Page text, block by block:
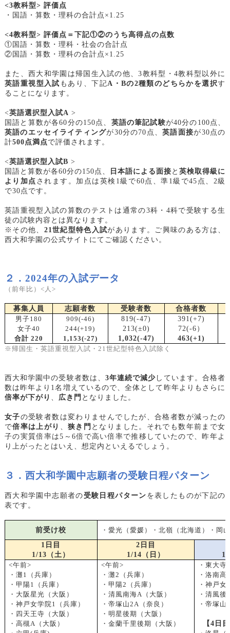
<3教科型> 評価点
・国語・算数・理科の合計点×1.25
<4教科型> 評価点＝下記①②のうち高得点の点数
①国語・算数・理科・社会の合計点
②国語・算数・理科の合計点×1.25
また、西大和学園は帰国生入試の他、3教科型・4教科型以外に
英語重視型入試 もあり、下記A・Bの2種類のどちらかを選択す
ることになります。
<英語選択型入試A >
国語と算数が各60分の150点、 英語の筆記試験が40分の100点、
英語のエッセイライティングが30分の70点、英語面接が30点の
計500点満点で評価されます。
<英語選択型入試B >
国語と算数が各60分の150点、
日本語による面接 と英検取得級に
より加点 されます。加点は英検1級で60点、準1級で45点、2級
で30点です。
英語重視型入試の算数のテストは通常の3科・4科で受験する生
徒の試験内容とは異なります。
※その他、 21世紀型特色入試があります。ご興味のある方は、
西大和学園の公式サイトにてご確認ください。
２．2024年の入試データ
（前年比）<人>
募集人員 志願者数 受験者数
合格者数
男子180
女子40
合計 220
909(-46)
244(+19)
1,153(-27)
819(-47)
213(±0)
1,032(-47)
391(+7)
72(-6 ）
463(+1)
※帰国生・英語重視型入試・21世紀型特色入試除く
西大和学園中の受験者数は、 3年連続で減少 しています。合格者
数は昨年より1名増えているので、全体として昨年よりもさらに
倍率が下がり
広き門 となりました。
女子の受験者数は変わりませんでしたが、合格者数が減ったの
で倍率は上がり 狭き門 となりました。それでも数年前まで女
子の実質倍率は5～6倍で高い倍率で推移していたので、昨年よ
り上がったとはいえ、想定内といえるでしょう。
３．西大和学園中志願者の受験日程パターン
西大和学園中志願者の受験日程パターン を表したものが下記の
表です。
前受け校
・愛光（愛媛）・北嶺（北海道）・岡
1 日目
1/13 （土）
2 日目
1/14 （日）
1/
<午前>
・灘1（兵庫）
・甲陽1（兵庫）
・大阪星光（大阪）
・神戸女学院1（兵庫）
・四天王寺（大阪）
・高槻A（大阪）
<午前>
・灘2（兵庫）
・甲陽2（兵庫）
・清風南海A（大阪）
・帝塚山2A（奈良）
・明星後期（大阪）
・金蘭千里後期（大阪）
・東大寺
・洛南
・神戸
・清風
・帝塚
【4日